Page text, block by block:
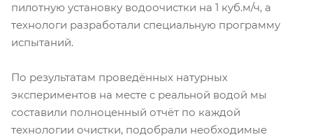
пилотную установку водоочистки на 1 куб.м/ч, а
технологи разработали специальную программу
испытаний.
По результатам проведённых натурных
экспериментов на месте с реальной водой мы
составили полноценный отчёт по каждой
технологии очистки, подобрали необходимые